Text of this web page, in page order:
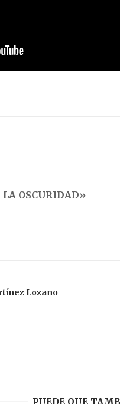
OSCURIDAD»
Lozano